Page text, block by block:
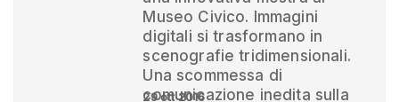
Museo Civico. Immagini
digitali si trasformano in
scenografie tridimensionali.
Una scommessa di
comunicazione inedita sulla
29 ott 2016